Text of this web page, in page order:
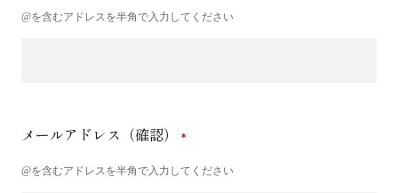
@を含むアドレスを半角で入力してください
メールアドレス（確認）
@を含むアドレスを半角で入力してください